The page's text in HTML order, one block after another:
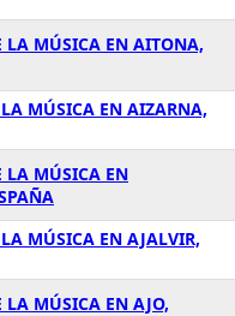
LA MÚSICA EN AITONA,
MÚSICA EN AIZARNA,
LA MÚSICA EN
MÚSICA EN AJALVIR,
LA MÚSICA EN AJO,